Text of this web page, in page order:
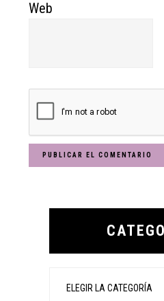
Web
Primary